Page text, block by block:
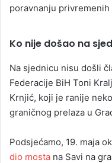
poravnanju
Ko nije došao na
Na sjednicu nisu došli
Federacije BiH Toni
Krnjić, koji je ranije
graničnog prelaza u
Podsjećamo, 19. maja
dio mosta na Savi na